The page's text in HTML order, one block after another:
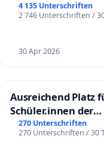
4 135 Unterschriften
2 746 Unterschriften /
30 Apr 2026
Ausreichend Platz
Schüler.innen der
Schönbergschule
270 Unterschriften
270 Unterschriften / 30